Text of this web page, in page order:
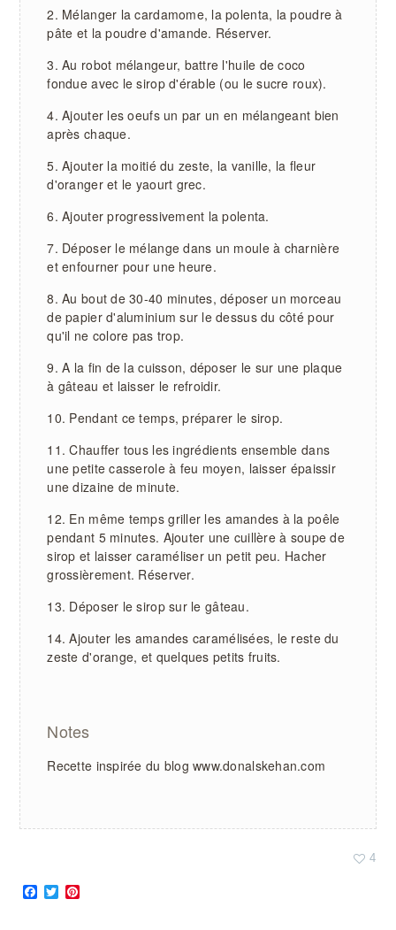
Mélanger la cardamome, la polenta, la poudre à
pâte et la poudre d'amande. Réserver.
Au robot mélangeur, battre l'huile de coco
fondue avec le sirop d'érable (ou le sucre roux).
Ajouter les oeufs un par un en mélangeant bien
après chaque.
Ajouter la moitié du zeste, la vanille, la fleur
d'oranger et le yaourt grec.
Ajouter progressivement la polenta.
Déposer le mélange dans un moule à charnière
et enfourner pour une heure.
Au bout de 30-40 minutes, déposer un morceau
de papier d'aluminium sur le dessus du côté pour
qu'il ne colore pas trop.
A la fin de la cuisson, déposer le sur une plaque
à gâteau et laisser le refroidir.
Pendant ce temps, préparer le sirop.
Chauffer tous les ingrédients ensemble dans
une petite casserole à feu moyen, laisser épaissir
une dizaine de minute.
En même temps griller les amandes à la poêle
pendant 5 minutes. Ajouter une cuillère à soupe de
sirop et laisser caraméliser un petit peu. Hacher
grossièrement. Réserver.
Déposer le sirop sur le gâteau.
Ajouter les amandes caramélisées, le reste du
zeste d'orange, et quelques petits fruits.
Notes
Recette inspirée du blog www.donalskehan.com
4
Facebook
Twitter